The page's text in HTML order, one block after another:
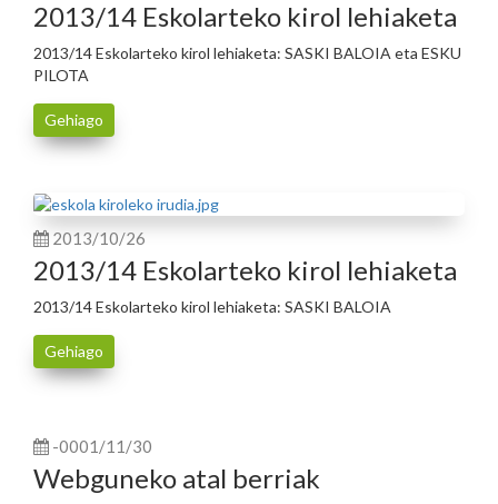
2013/14 Eskolarteko kirol lehiaketa
2013/14 Eskolarteko kirol lehiaketa: SASKI BALOIA eta ESKU
PILOTA
Gehiago
2013/10/26
2013/14 Eskolarteko kirol lehiaketa
2013/14 Eskolarteko kirol lehiaketa: SASKI BALOIA
Gehiago
-0001/11/30
Webguneko atal berriak